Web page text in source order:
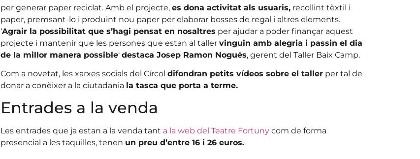
per generar paper reciclat. Amb el projecte, es dona activitat als usuaris,recollint tèxtil i
paper, premsant-lo i produint nou paper per elaborar bosses de regal i altres elements.
‘Agrair la possibilitat que s’hagi pensat en nosaltres per ajudar a poder finançar aquest
projecte i mantenir que les persones que estan al taller vinguin amb alegria i passin el dia
de la millor manera possible‘ destaca Josep Ramon Nogués, gerent del Taller Baix Camp.
Com a novetat, les xarxes socials del Círcol difondran petits vídeos sobre el tallerper tal de
donar a conèixer a la ciutadania la tasca que porta a terme.
Entrades a la venda
Les entrades que ja estan a la venda tant a la web del Teatre Fortunycom de forma
presencial a les taquilles, tenen un preu d’entre 16 i 26 euros.